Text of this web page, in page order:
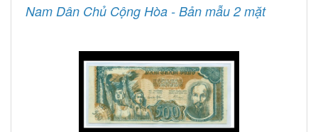
Nam Dân Chủ Cộng Hòa - Bản mẫu 2 mặt